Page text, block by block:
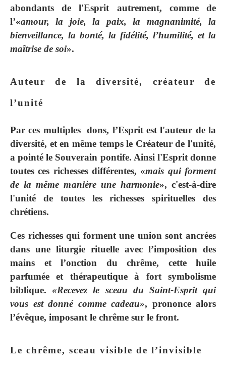
abondants de l'Esprit autrement, comme de
l’«amour, la joie, la paix, la magnanimité, la
bienveillance, la bonté, la fidélité, l’humilité, et la
maîtrise de soi».
Auteur de la diversité, créateur de
l’unité
Par ces multiples dons, l’Esprit est l'auteur de la
diversité, et en même temps le Créateur de l'unité,
a pointé le Souverain pontife. Ainsi l'Esprit donne
toutes ces richesses différentes, «mais qui forment
de la même manière une harmonie», c'est-à-dire
l'unité de toutes les richesses spirituelles des
chrétiens.
Ces richesses qui forment une union sont ancrées
dans une liturgie rituelle avec l’imposition des
mains et l’onction du chrême, cette huile
parfumée et thérapeutique à fort symbolisme
biblique.«Recevez le sceau du Saint-Esprit qui
vous est donné comme cadeau», prononce alors
l’évêque, imposant le chrême sur le front.
Le chrême, sceau visible de l’invisible